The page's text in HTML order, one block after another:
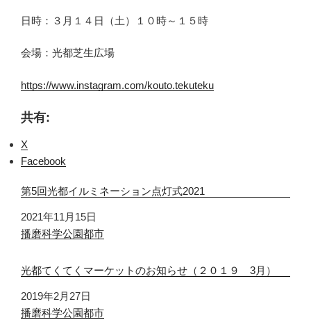
日時：３月１４日（土）１０時～１５時
会場：光都芝生広場
https://www.instagram.com/kouto.tekuteku
共有:
X
Facebook
第5回光都イルミネーション点灯式2021
日付
2021年11月15日
関連理由
播磨科学公園都市
光都てくてくマーケットのお知らせ（２０１９ 3月）
日付
2019年2月27日
関連理由
播磨科学公園都市